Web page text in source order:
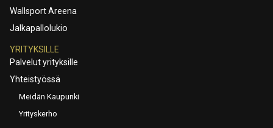
Wallsport Areena
Jalkapallolukio
YRITYKSILLE
Palvelut yrityksille
Yhteistyössä
Meidän Kaupunki
Yrityskerho